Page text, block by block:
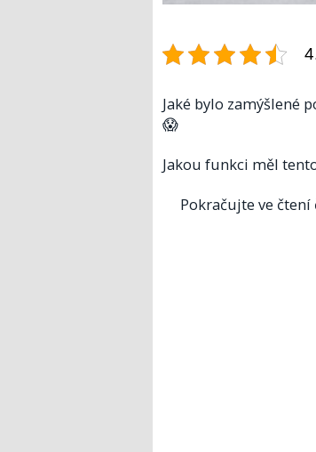
Jaké bylo zamýšlené
😱
Jakou funkci měl
Pokračujte ve